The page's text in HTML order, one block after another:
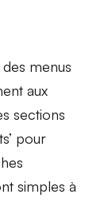
menus
aux
sections
pour
simples à